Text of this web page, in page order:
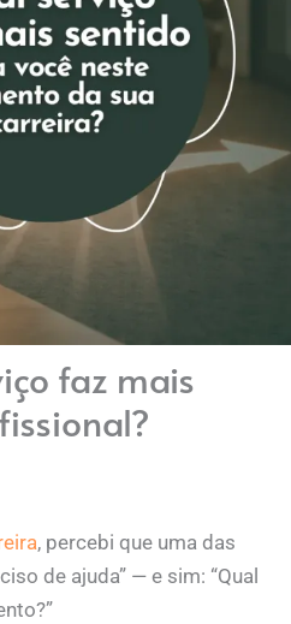
faz mais
, percebi que uma das
de ajuda” — e sim: “Qual